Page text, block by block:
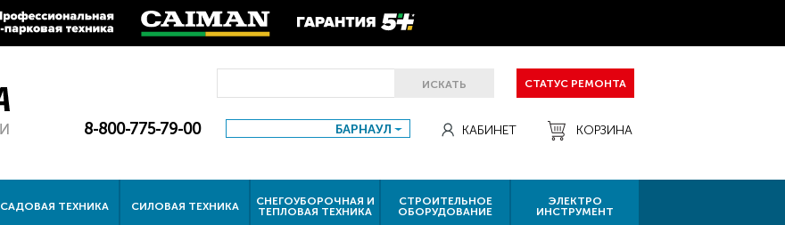
ИСКАТЬ СТАТУС РЕМОНТА
8-800-775-79-00 БАРНАУЛ КАБИНЕТ КОРЗИНА
САДОВАЯ ТЕХНИКА СИЛОВАЯ ТЕХНИКА
СНЕГОУБОРОЧНАЯ И
ТЕПЛОВАЯ ТЕХНИКА
СТРОИТЕЛЬНОЕ
ОБОРУДОВАНИЕ
ЭЛЕКТРО
ИНСТРУМЕНТ